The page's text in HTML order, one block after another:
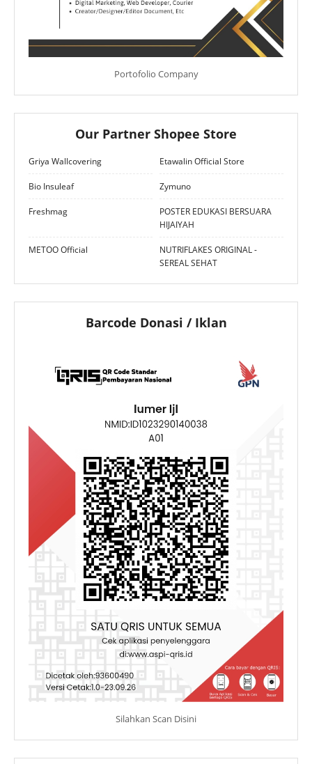
Portofolio Company
Our Partner Shopee Store
Griya Wallcovering Etawalin Official Store
Bio Insuleaf Zymuno
Freshmag
POSTER EDUKASI BERSUARA
HIJAIYAH
METOO Official
NUTRIFLAKES ORIGINAL -
SEREAL SEHAT
Barcode Donasi / Iklan
Silahkan Scan Disini